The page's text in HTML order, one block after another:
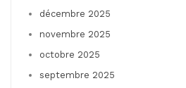
décembre 2025
novembre 2025
octobre 2025
septembre 2025